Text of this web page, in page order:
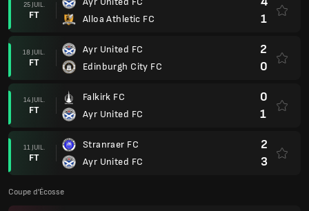
25 JUIL.
FT
Alloa Athletic FC
1
18 JUIL.
FT
Ayr United FC
Edinburgh City FC
2
0
14 JUIL.
FT
Falkirk FC
Ayr United FC
0
1
11 JUIL.
FT
Stranraer FC
Ayr United FC
2
3
Coupe d'Écosse